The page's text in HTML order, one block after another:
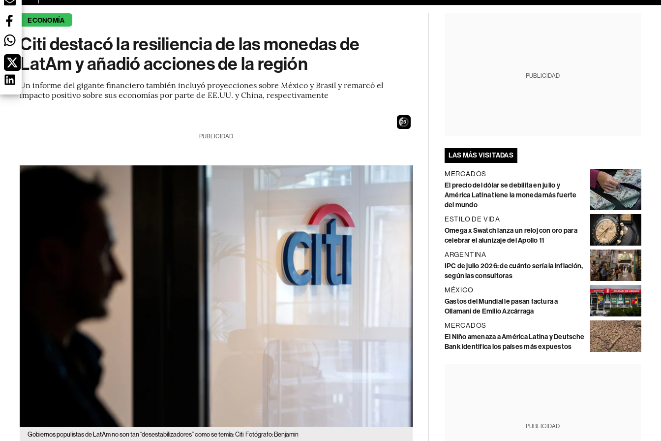
ECONOMÍA
Citi destacó la resiliencia de las monedas de
LatAm y añadió acciones de la región
Un informe del gigante financiero también incluyó proyecciones sobre México y Brasil y remarcó el
impacto positivo sobre sus economías por parte de EE.UU. y China, respectivamente
24
PUBLICIDAD
Gobiernos populistas de LatAm no son tan “desestabilizadores” como se temía: Citi Fotógrafo: Benjamin
PUBLICIDAD
LAS MÁS VISITADAS
MERCADOS
El precio del dólar se debilita en julio y
América Latina tiene la moneda más fuerte
del mundo
ESTILO DE VIDA
Omega x Swatch lanza un reloj con oro para
celebrar el alunizaje del Apollo 11
ARGENTINA
IPC de julio 2026: de cuánto sería la inflación,
según las consultoras
MÉXICO
Gastos del Mundial le pasan factura a
Ollamani de Emilio Azcárraga
MERCADOS
El Niño amenaza a América Latina y Deutsche
Bank identifica los países más expuestos
PUBLICIDAD